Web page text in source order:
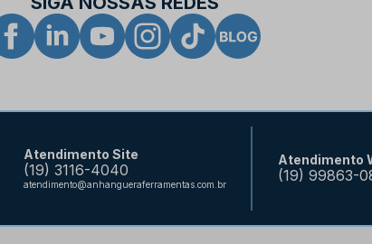
Atendimento Site
(19) 3116-4040
atendimento@anhangueraferramentas.com.br
Atendimento
(19) 99863-